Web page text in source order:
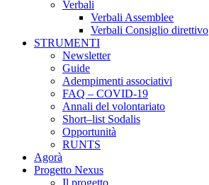
Verbali
Verbali Assemblee
Verbali Consiglio direttivo
STRUMENTI
Newsletter
Guide
Adempimenti associativi
FAQ – COVID-19
Annali del volontariato
Short–list Sodalis
Opportunità
RUNTS
Agorà
Progetto Nexus
Il progetto